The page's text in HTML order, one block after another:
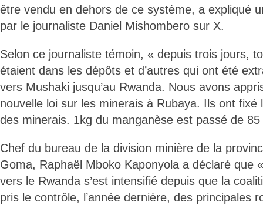
être vendu en dehors de ce système, a expliqué
par le journaliste Daniel Mishombero sur X.
Selon ce journaliste témoin, « depuis trois jours,
étaient dans les dépôts et d’autres qui ont été
vers Mushaki jusqu’au Rwanda. Nous avons
nouvelle loi sur les minerais à Rubaya. Ils ont fixé
des minerais. 1kg du manganèse est passé de
Chef du bureau de la division minière de la
Goma, Raphaël Mboko Kaponyola a déclaré que
vers le Rwanda s’est intensifié depuis que la
pris le contrôle, l’année dernière, des principales